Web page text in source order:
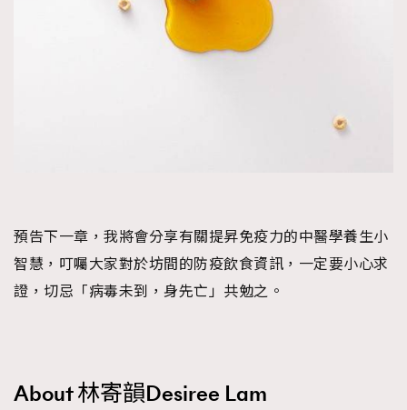
預告下一章，我將會分享有關提昇免疫力的中醫學養生小
智慧，叮囑大家對於坊間的防疫飲食資訊，一定要小心求
證，切忌「病毒未到，身先亡」共勉之。
About 林寄韻Desiree Lam